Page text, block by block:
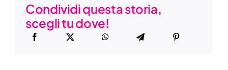
Condividi questa storia,
scegli tu dove!